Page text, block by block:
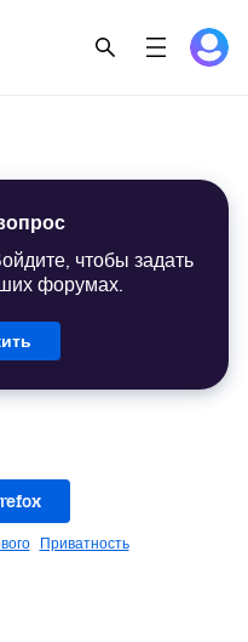
чтобы задать
форумах.
Приватность